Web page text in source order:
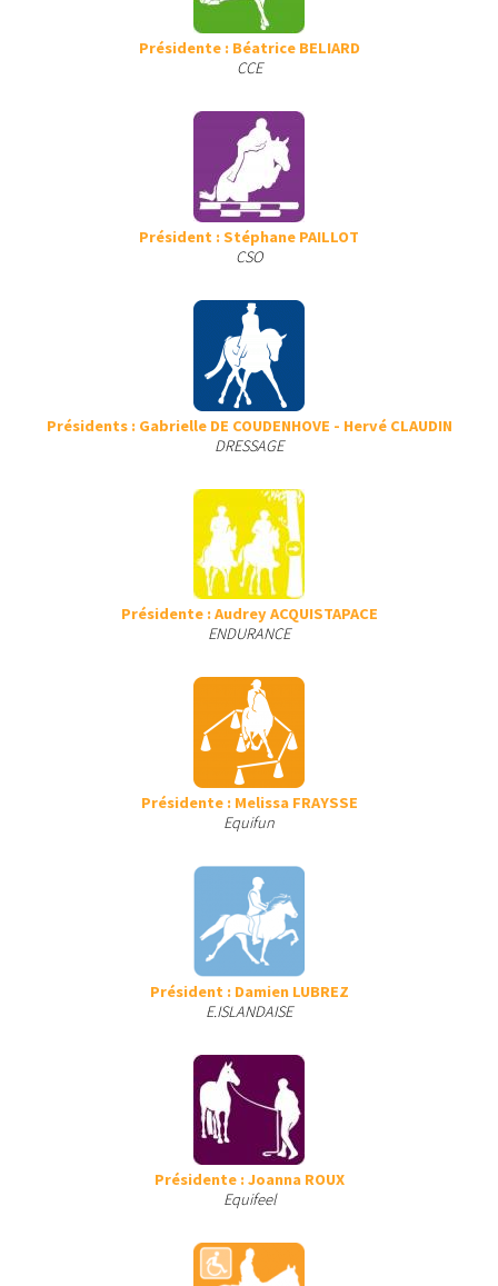
Présidente : Béatrice BELIARD
CCE
Président : Stéphane PAILLOT
CSO
Présidents : Gabrielle DE COUDENHOVE - Hervé CLAUDIN
DRESSAGE
Présidente : Audrey ACQUISTAPACE
ENDURANCE
Présidente : Melissa FRAYSSE
Equifun
Président : Damien LUBREZ
E.ISLANDAISE
Présidente : Joanna ROUX
Equifeel